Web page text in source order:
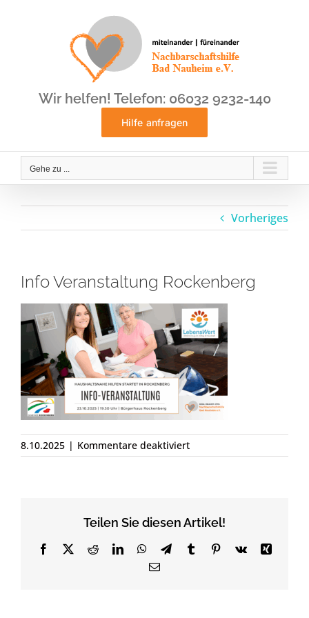
Wir helfen! Telefon: 06032 9232-140
Hilfe anfragen
Gehe zu ...
Vorheriges
Info Veranstaltung Rockenberg
8.10.2025 | Kommentare deaktiviertfür
Info
Teilen Sie diesen Artikel!
Facebook
X RedditLinkedInWhatsApp
TelegramTumblrPinterest
Vk
Xing
Email